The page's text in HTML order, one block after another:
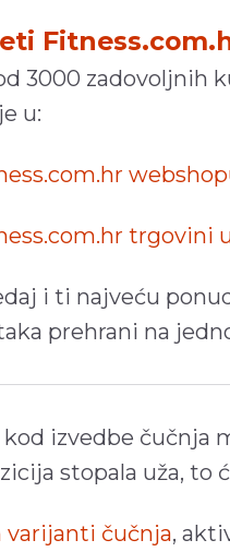
3000 zadovoljnih
u:
trgovini
i ti najveću
prehrani na
kod izvedbe čučnja
stopala uža,
varijanti čučnja,